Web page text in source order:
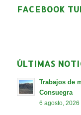
FACEBOOK
ÚLTIMAS
Trabajos de
Consuegra
6 agosto, 2026